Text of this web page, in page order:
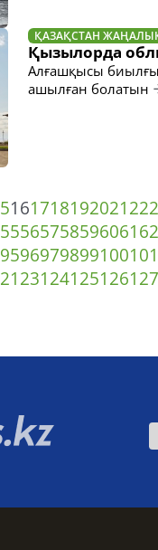
ҚАЗАҚСТАН
Қызылорда
Алғашқысы
ашылған болатын
16171819202122
5556575859606162
9596979899100101
123124125126127